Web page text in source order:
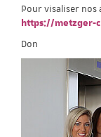
Pour visaliser nos
https://metzger-
Don